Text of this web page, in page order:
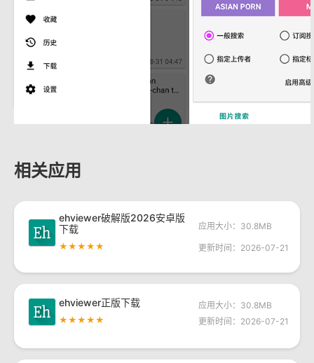
相关应用
ehviewer破解版2026安卓版
下载
★★★★★
应用大小：30.8MB
更新时间：2026-07-21
ehviewer正版下载
★★★★★
应用大小：30.8MB
更新时间：2026-07-21